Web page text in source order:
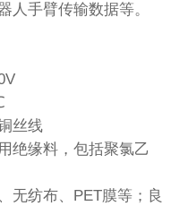
人手臂传输数据等。
丝线
绝缘料，包括聚氯乙
无纺布、PET膜等；良